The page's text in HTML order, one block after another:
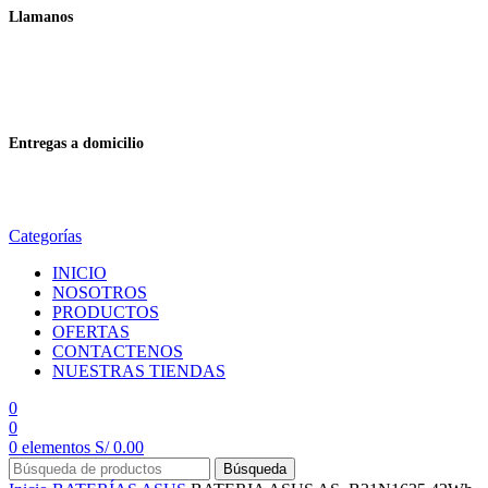
Llamanos
Entregas a domicilio
Categorías
INICIO
NOSOTROS
PRODUCTOS
OFERTAS
CONTACTENOS
NUESTRAS TIENDAS
0
0
0 elementos S/0.00
Búsqueda